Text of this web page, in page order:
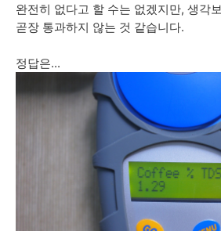
완전히 없다고 할 수는 없겠지만, 생각
곧장 통과하지 않는 것 같습니다.
정답은...